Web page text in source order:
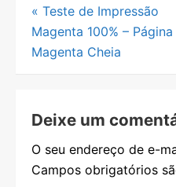
Navegação
de
« Teste de Impressão
Magenta 100% – Página
Magenta Cheia
Deixe um
O seu endereço de e-
Campos obrigatórios